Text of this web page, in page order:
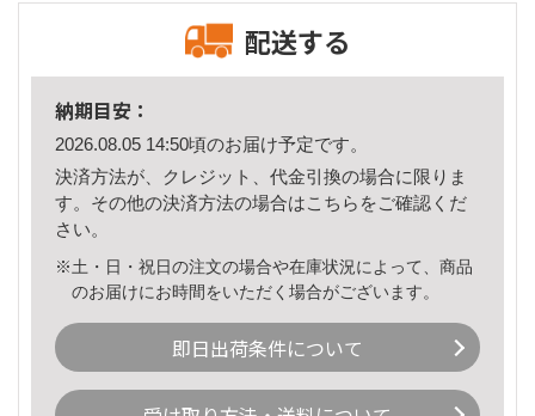
配送する
納期目安：
2026.08.05 14:50頃のお届け予定です。
決済方法が、クレジット、代金引換の場合に限りま
す。その他の決済方法の場合はこちら をご確認くだ
さい。
※土・日・祝日の注文の場合や在庫状況によって、商品
のお届けにお時間をいただく場合がございます。
即日出荷条件について